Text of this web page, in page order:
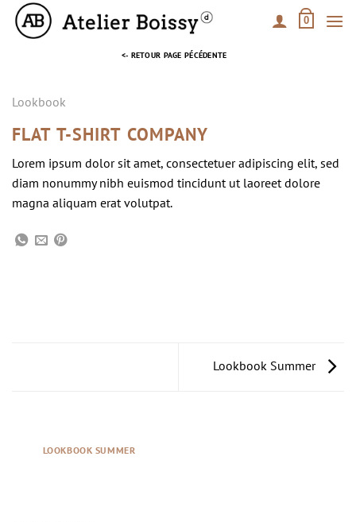
Passer
0
<- RETOUR PAGE PÉCÉDENTE
Lookbook
FLAT T-SHIRT COMPANY
Lorem ipsum dolor sit amet, consectetuer adipiscing elit, sed
diam nonummy nibh euismod tincidunt ut laoreet dolore
magna aliquam erat volutpat.
Lookbook Summer
LOOKBOOK SUMMER